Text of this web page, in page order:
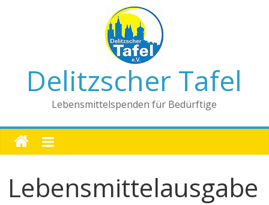
Delitzscher Tafel
Lebensmittelspenden für Bedürftige
Lebensmittelausgabe